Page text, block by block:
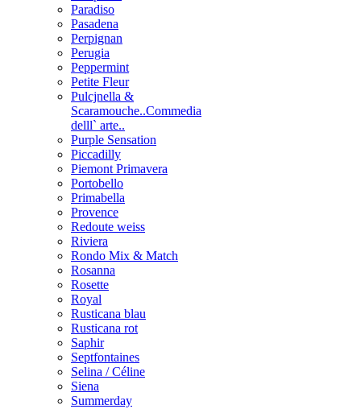
Paradiso
Pasadena
Perpignan
Perugia
Peppermint
Petite Fleur
Pulcjnella &
Scaramouche..Commedia
delll` arte..
Purple Sensation
Piccadilly
Piemont Primavera
Portobello
Primabella
Provence
Redoute weiss
Riviera
Rondo Mix & Match
Rosanna
Rosette
Royal
Rusticana blau
Rusticana rot
Saphir
Septfontaines
Selina / Céline
Siena
Summerday